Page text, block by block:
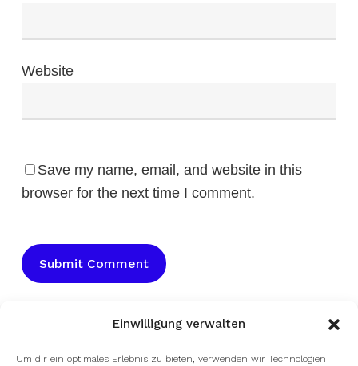
Einwilligung verwalten
Um dir ein optimales Erlebnis zu bieten, verwenden wir Technologien
Website
Save my name, email, and website in this
browser for the next time I comment.